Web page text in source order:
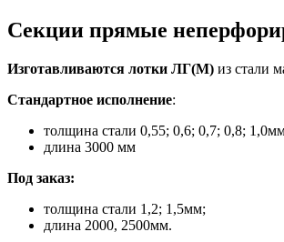
Секции прямые
Изготавливаются лотки ЛГ(М) из стали
Стандартное исполнение:
толщина стали 0,55; 0,6; 0,7; 0,8;
длина 3000 мм
Под заказ:
толщина стали 1,2; 1,5мм;
длина 2000, 2500мм.